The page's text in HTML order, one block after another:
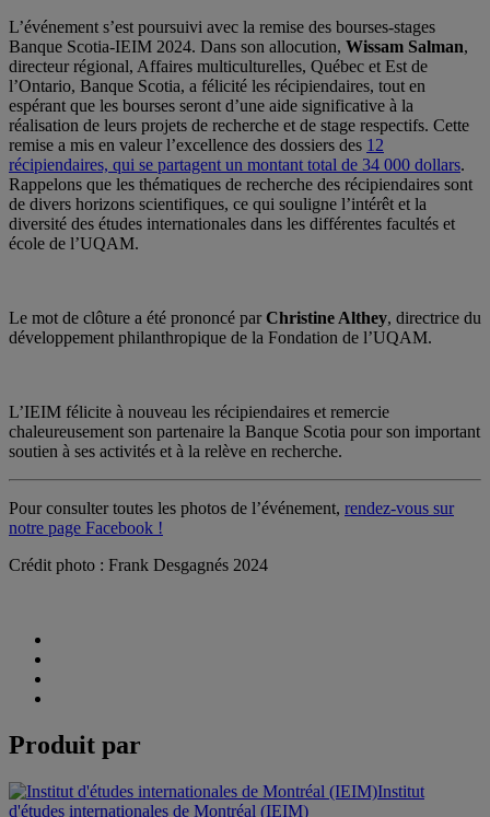
L’événement s’est poursuivi avec la remise des bourses-stages
Banque Scotia-IEIM 2024. Dans son allocution, Wissam Salman,
directeur régional, Affaires multiculturelles, Québec et Est de
l’Ontario, Banque Scotia, a félicité les récipiendaires, tout en
espérant que les bourses seront d’une aide significative à la
réalisation de leurs projets de recherche et de stage respectifs. Cette
remise a mis en valeur l’excellence des dossiers des 12
récipiendaires, qui se partagent un montant total de 34 000 dollars.
Rappelons que les thématiques de recherche des récipiendaires sont
de divers horizons scientifiques, ce qui souligne l’intérêt et la
diversité des études internationales dans les différentes facultés et
école de l’UQAM.
Le mot de clôture a été prononcé parChristine Althey, directrice du
développement philanthropique de la Fondation de l’UQAM.
L’IEIM félicite à nouveau les récipiendaires et remercie
chaleureusement son partenaire la Banque Scotia pour son important
soutien à ses activités et à la relève en recherche.
Pour consulter toutes les photos de l’événement, rendez-vous sur
notre page Facebook !
Crédit photo : Frank Desgagnés 2024
Produit par
Institut
d'études internationales de Montréal (IEIM)